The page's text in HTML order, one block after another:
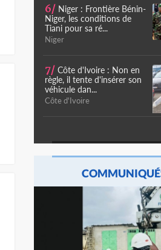
6/ Niger : Frontière Bénin-
Niger, les conditions de
Tiani pour sa ré...
Niger
7/ Côte d'Ivoire : Non en
règle, il tente d'insérer son
véhicule dan...
Côte d'Ivoire